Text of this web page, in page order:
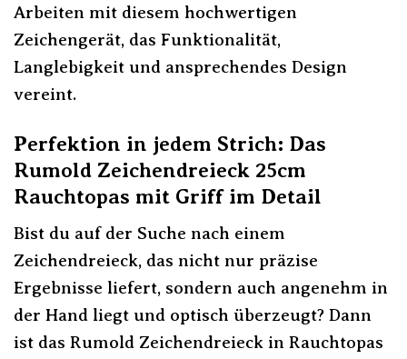
Arbeiten mit diesem hochwertigen
Zeichengerät, das Funktionalität,
Langlebigkeit und ansprechendes Design
vereint.
Perfektion in jedem Strich: Das
Rumold Zeichendreieck 25cm
Rauchtopas mit Griff im Detail
Bist du auf der Suche nach einem
Zeichendreieck, das nicht nur präzise
Ergebnisse liefert, sondern auch angenehm in
der Hand liegt und optisch überzeugt? Dann
ist das Rumold Zeichendreieck in Rauchtopas